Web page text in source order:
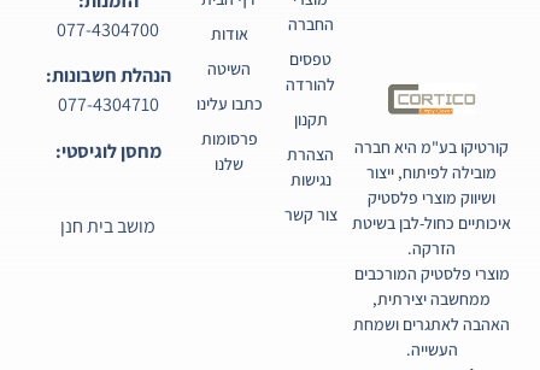
קורטיקו בע"מ היא חברה
מובילה לפיתוח, ייצור
ושיווק מוצרי פלסטיק
איכותיים כחול-לבן בשיטת
הזרקה.
מוצרי פלסטיק המורכבים
ממחשבה יצירתית,
האהבה לאתגרים ושמחת
העשייה.
אודות
השיטה
כתבו עלינו
פרסומות
שלנו
החברה
טפסים
להורדה
תקנון
הצהרת
נגישות
צור קשר
077-4304700
הנהלת חשבונות:
077-4304710
מחסן לוגיסטי:
מושב בית חנן